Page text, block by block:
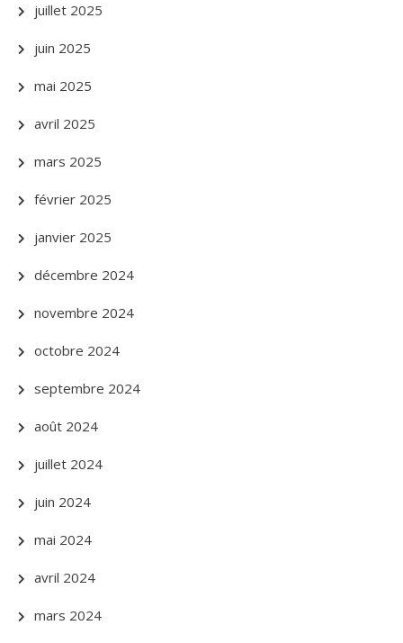
juillet 2025
juin 2025
mai 2025
avril 2025
mars 2025
février 2025
janvier 2025
décembre 2024
novembre 2024
octobre 2024
septembre 2024
août 2024
juillet 2024
juin 2024
mai 2024
avril 2024
mars 2024